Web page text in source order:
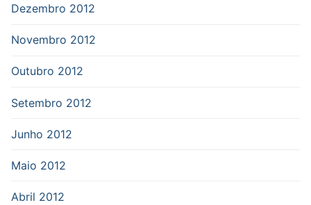
Dezembro 2012
Novembro 2012
Outubro 2012
Setembro 2012
Junho 2012
Maio 2012
Abril 2012